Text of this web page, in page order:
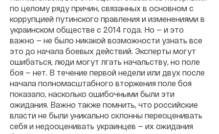
по целому ряду причин, связанных в основном с
коррупцией путинского правления и изменениями в
украинском обществе с 2014 года. Но — и это
важно — не было никакой возможности узнать все
это до начала боевых действий. Эксперты могут
ошибаться, люди могут лгать начальству, но поле
боя — нет. В течение первой недели или двух после
начала полномасштабного вторжения поле боя
показало, насколько ошибочными были эти
ожидания. Важно также помнить, что российские
власти не были уникально склонны переоценивать
себя и недооценивать украинцев — их ожидания